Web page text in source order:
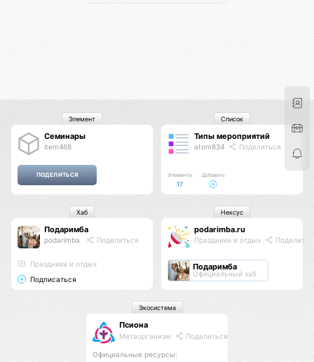
Семинары
item468
Элемент
Типы мероприятий
atom834 Поделиться
Элементы
17
Добавить
Список
Подаримба
podarimba Поделиться
Праздники и отдых
Подписаться
Хаб
podarimba.ru
Праздники и отдых
Подаримба
Официальный хаб
Нексус
Псиона
Метаорганизм Поделиться
Официальные ресурсы:
Экосистема